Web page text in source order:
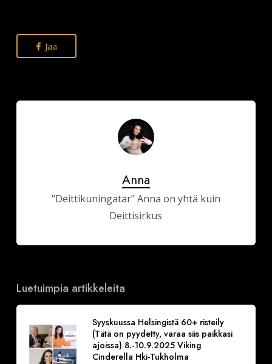
Jaa
Anna
"Deittikuningatar" Anna on yhtä kuin
Deittisirkus
Luetuimpia artikkeleita
Syyskuussa Helsingistä 60+ risteily
(Tätä on pyydetty, varaa siis paikkasi
ajoissa) 8.-10.9.2025 Viking
Cinderella Hki-Tukholma